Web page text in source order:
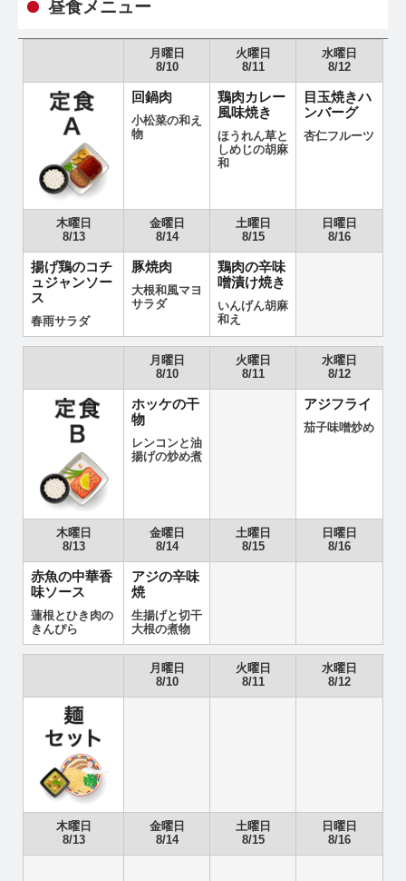
昼食メニュー
月曜日
8/10
火曜日
8/11
水曜日
8/12
回鍋肉
小松菜の和え
物
鶏肉カレー
風味焼き
ほうれん草と
しめじの胡麻
和
目玉焼きハ
ンバーグ
杏仁フルーツ
木曜日
8/13
金曜日
8/14
土曜日
8/15
日曜日
8/16
揚げ鶏のコチ
ュジャンソー
ス
春雨サラダ
豚焼肉
大根和風マヨ
サラダ
鶏肉の辛味
噌漬け焼き
いんげん胡麻
和え
月曜日
8/10
火曜日
8/11
水曜日
8/12
ホッケの干
物
レンコンと油
揚げの炒め煮
アジフライ
茄子味噌炒め
木曜日
8/13
金曜日
8/14
土曜日
8/15
日曜日
8/16
赤魚の中華香
味ソース
蓮根とひき肉の
きんぴら
アジの辛味
焼
生揚げと切干
大根の煮物
月曜日
8/10
火曜日
8/11
水曜日
8/12
木曜日
8/13
金曜日
8/14
土曜日
8/15
日曜日
8/16